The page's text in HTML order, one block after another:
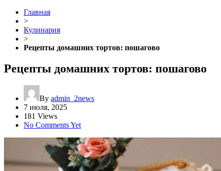
Главная
>
Кулинария
>
Рецепты домашних тортов: пошагово
Рецепты домашних тортов: пошагово
By admin_2news
7 июля, 2025
181 Views
No Comments Yet